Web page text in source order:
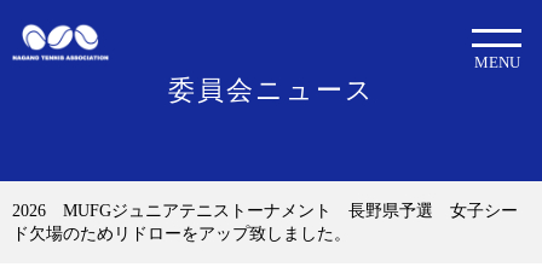
委員会ニュース
MENU
2026 MUFGジュニアテニストーナメント 長野県予選 女子シー
ド欠場のためリドローをアップ致しました。